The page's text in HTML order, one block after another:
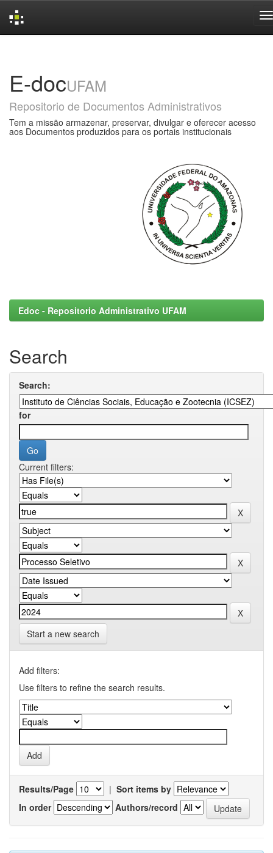
E-docUFAM
Repositorio de Documentos Administrativos
Tem a missão armazenar, preservar, divulgar e oferecer acesso
aos Documentos produzidos para os portais institucionais
Edoc - Repositorio Administrativo UFAM
Search
Search:
for
Current filters:
Start a new search
Add filters:
Use filters to refine the search results.
Results/Page | Sort items by
In order
Authors/record